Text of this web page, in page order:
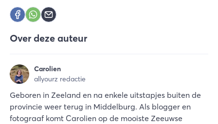
Over deze auteur
Carolien
allyourz redactie
Geboren in Zeeland en na enkele uitstapjes buiten de
provincie weer terug in Middelburg. Als blogger en
fotograaf komt Carolien op de mooiste Zeeuwse